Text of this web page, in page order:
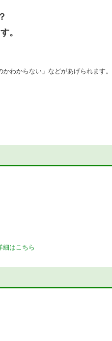
。
わからない」などがあげられます。
細はこちら